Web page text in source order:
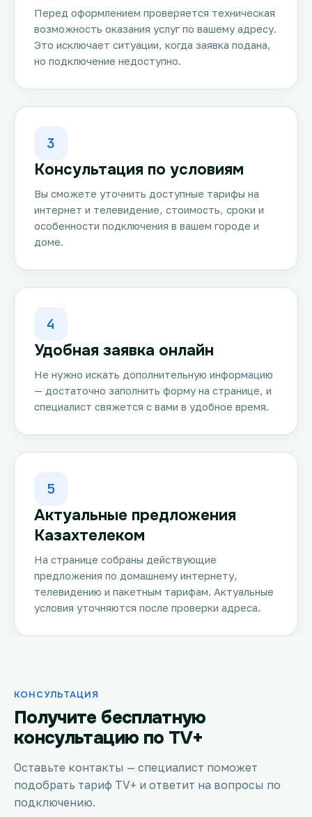
Перед оформлением проверяется техническая
возможность оказания услуг по вашему адресу.
Это исключает ситуации, когда заявка подана,
но подключение недоступно.
3
Консультация по условиям
Вы сможете уточнить доступные тарифы на
интернет и телевидение, стоимость, сроки и
особенности подключения в вашем городе и
доме.
4
Удобная заявка онлайн
Не нужно искать дополнительную информацию
— достаточно заполнить форму на странице, и
специалист свяжется с вами в удобное время.
5
Актуальные предложения
Казахтелеком
На странице собраны действующие
предложения по домашнему интернету,
телевидению и пакетным тарифам. Актуальные
условия уточняются после проверки адреса.
КОНСУЛЬТАЦИЯ
Получите бесплатную
консультацию по TV+
Оставьте контакты — специалист поможет
подобрать тариф TV+ и ответит на вопросы по
подключению.